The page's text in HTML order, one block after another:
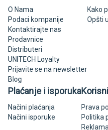
O Nama
Podaci kompanije
Kontaktirajte nas
Prodavnice
Distributeri
UNITECH Loyalty
Prijavite se na newsletter
Blog
Kako
Opšti
Plaćanje i isporuka
Načini plaćanja
Načini isporuke
Prava
Politika